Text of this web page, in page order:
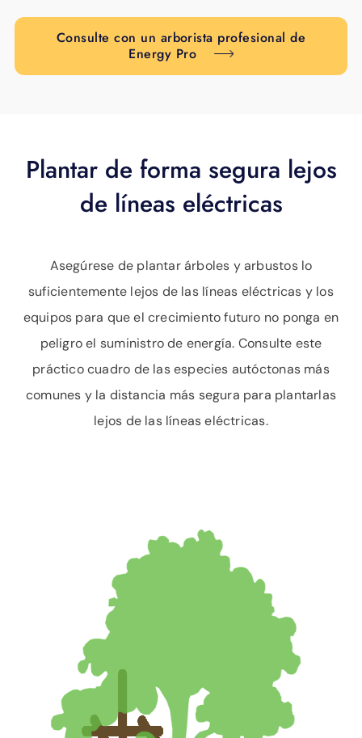
Consulte con un arborista profesional de
Energy Pro
Plantar de forma segura lejos
de líneas eléctricas
Asegúrese de plantar árboles y arbustos lo
suficientemente lejos de las líneas eléctricas y los
equipos para que el crecimiento futuro no ponga en
peligro el suministro de energía. Consulte este
práctico cuadro de las especies autóctonas más
comunes y la distancia más segura para plantarlas
lejos de las líneas eléctricas.